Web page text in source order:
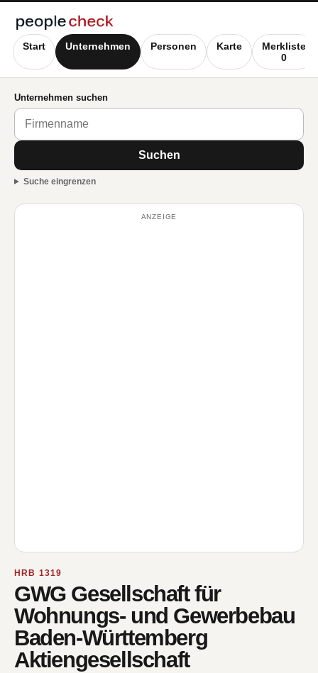
Start Unternehmen Personen Karte
Merkliste
0
Unternehmen suchen
Suchen
Suche eingrenzen
ANZEIGE
HRB 1319
GWG Gesellschaft für
Wohnungs- und Gewerbebau
Baden-Württemberg
Aktiengesellschaft